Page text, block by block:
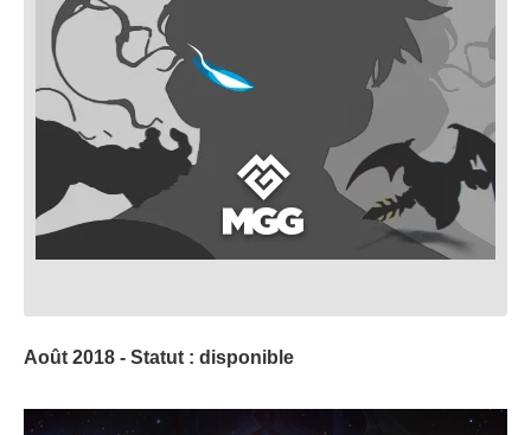
Août 2018 - Statut : disponible